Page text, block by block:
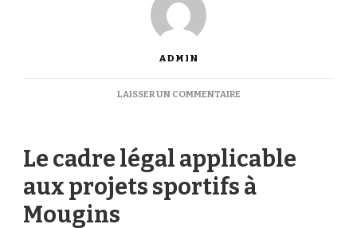
ADMIN
LAISSER UN COMMENTAIRESUR
UNE
CONSTRUCTION
COURT
Le cadre légal applicable
aux projets sportifs à
Mougins